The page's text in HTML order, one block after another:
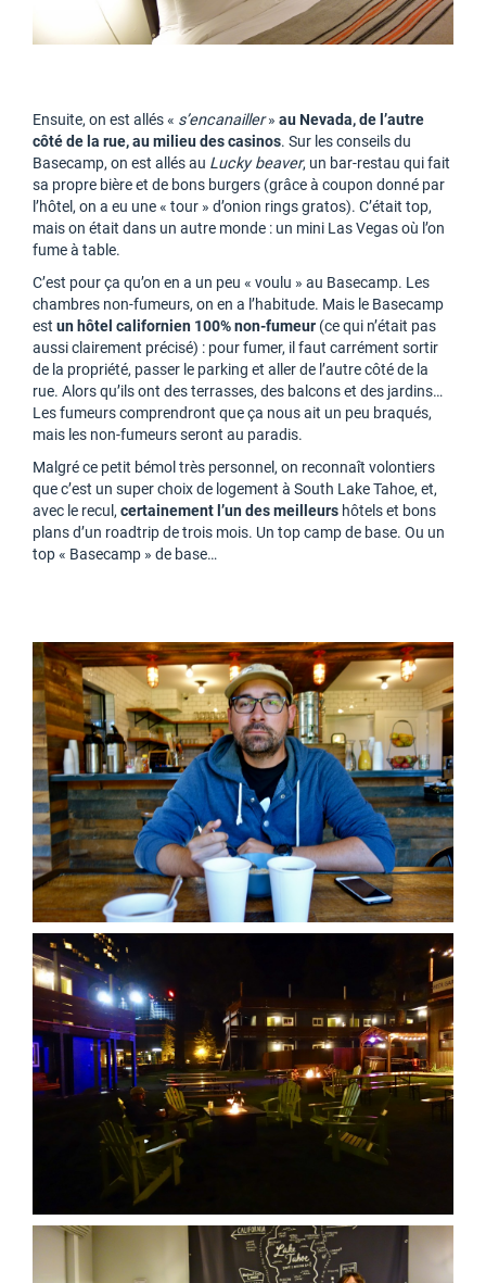
Ensuite, on est allés « s’encanailler» au Nevada, de l’autre
côté de la rue, au milieu des casinos. Sur les conseils du
Basecamp, on est allés au Lucky beaver, un bar-restau qui fait
sa propre bière et de bons burgers (grâce à coupon donné par
l’hôtel, on a eu une « tour » d’onion rings gratos). C’était top,
mais on était dans un autre monde : un mini Las Vegas où l’on
fume à table.
C’est pour ça qu’on en a un peu « voulu » au Basecamp. Les
chambres non-fumeurs, on en a l’habitude. Mais le Basecamp
est un hôtel californien 100% non-fumeur (ce qui n’était pas
aussi clairement précisé) : pour fumer, il faut carrément sortir
de la propriété, passer le parking et aller de l’autre côté de la
rue. Alors qu’ils ont des terrasses, des balcons et des jardins…
Les fumeurs comprendront que ça nous ait un peu braqués,
mais les non-fumeurs seront au paradis.
Malgré ce petit bémol très personnel, on reconnaît volontiers
que c’est un super choix de logement à South Lake Tahoe, et,
avec le recul, certainement l’un des meilleurs hôtels et bons
plans d’un roadtrip de trois mois. Un top camp de base. Ou un
top « Basecamp » de base…